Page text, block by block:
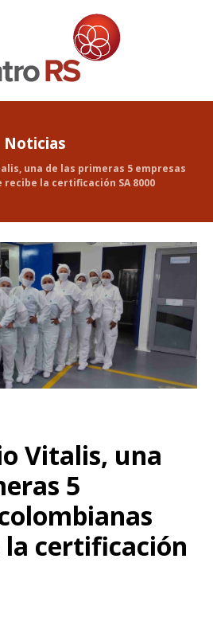
Noticias
una de las primeras 5 empresas
recibe la certificación SA 8000
Vitalis, una
5
la certificación